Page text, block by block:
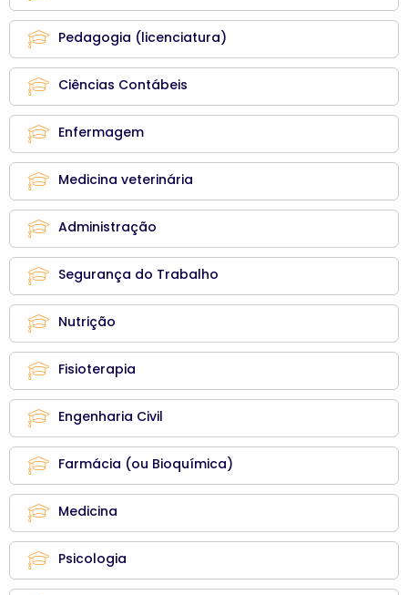
Pedagogia (licenciatura)
Ciências Contábeis
Enfermagem
Medicina veterinária
Administração
Segurança do Trabalho
Nutrição
Fisioterapia
Engenharia Civil
Farmácia (ou Bioquímica)
Medicina
Psicologia